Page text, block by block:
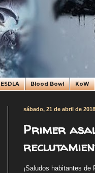
ESDLA Blood Bowl KoW
sábado, 21 de abril de 2018
Primer
¡Saludos habitantes de